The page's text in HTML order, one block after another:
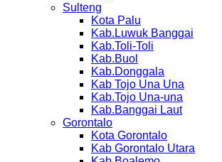
Sulteng
Kota Palu
Kab.Luwuk Banggai
Kab.Toli-Toli
Kab.Buol
Kab.Donggala
Kab Tojo Una Una
Kab.Tojo Una-una
Kab.Banggai Laut
Gorontalo
Kota Gorontalo
Kab Gorontalo Utara